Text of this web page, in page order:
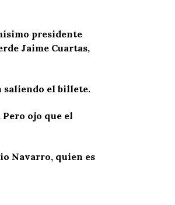
presidente
Jaime Cuartas,
saliendo el billete.
ojo que el
Navarro, quien es